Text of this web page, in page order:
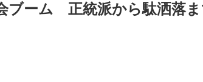
ブーム 正統派から駄洒落